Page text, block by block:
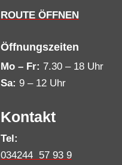
ROUTE ÖFFNEN
Öffnungszeiten
Mo – Fr: 7.30 – 18 Uhr
Sa: 9 – 12 Uhr
Kontakt
Tel:
034244 57 93 9